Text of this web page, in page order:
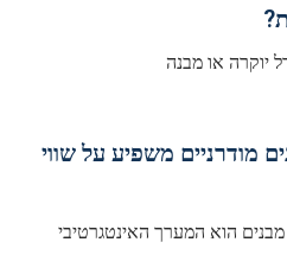
יוקרה או מבנה
מודרניים משפיע על שווי
מבנים הוא המערך האינטגרטיבי